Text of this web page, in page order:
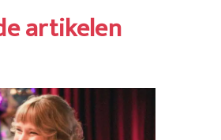
artikelen